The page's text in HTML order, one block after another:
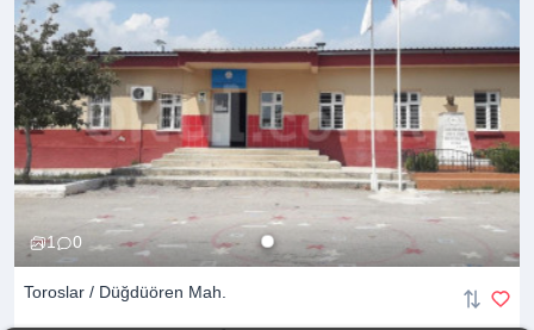
1 0
Toroslar / Düğdüören Mah.